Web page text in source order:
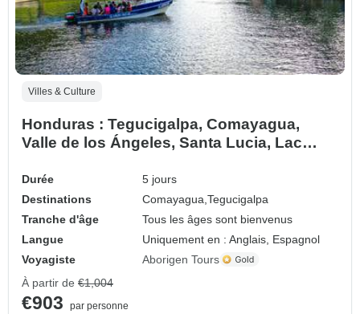
Villes & Culture
Honduras : Tegucigalpa, Comayagua,
Valle de los Ángeles, Santa Lucia, Lac
Durée
5 jours
Destinations
Comayagua,Tegucigalpa
Tranche d'âge
Tous les âges sont bienvenus
Langue
Uniquement en : Anglais, Espagnol
Voyagiste
Aborigen Tours
À partir de €1,004
€903
par personne